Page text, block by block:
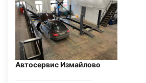
Автосервис Измайлово